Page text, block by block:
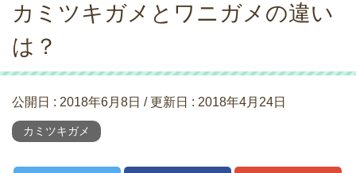
カミツキガメとワニガメの違い
は？
公開日 : 2018年6月8日 / 更新日 : 2018年4月24日
カミツキガメ